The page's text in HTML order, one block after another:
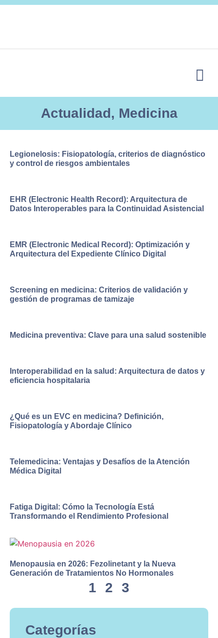
Actualidad, Medicina
Legionelosis: Fisiopatología, criterios de diagnóstico
y control de riesgos ambientales
EHR (Electronic Health Record): Arquitectura de
Datos Interoperables para la Continuidad Asistencial
EMR (Electronic Medical Record): Optimización y
Arquitectura del Expediente Clínico Digital
Screening en medicina: Criterios de validación y
gestión de programas de tamizaje
Medicina preventiva: Clave para una salud sostenible
Interoperabilidad en la salud: Arquitectura de datos y
eficiencia hospitalaria
¿Qué es un EVC en medicina? Definición,
Fisiopatología y Abordaje Clínico
Telemedicina: Ventajas y Desafíos de la Atención
Médica Digital
Fatiga Digital: Cómo la Tecnología Está
Transformando el Rendimiento Profesional
Menopausia en 2026: Fezolinetant y la Nueva
Generación de Tratamientos No Hormonales
1 2 3
Categorías